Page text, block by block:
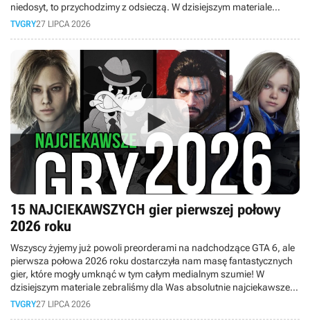
niedosyt, to przychodzimy z odsieczą. W dzisiejszym materiale
przygotowaliśmy dla Was zestawienie gier, które idealnie sprawdzą
TVGRY27 LIPCA 2026
15 NAJCIEKAWSZYCH gier pierwszej połowy
2026 roku
Wszyscy żyjemy już powoli preorderami na nadchodzące GTA 6, ale
pierwsza połowa 2026 roku dostarczyła nam masę fantastycznych
gier, które mogły umknąć w tym całym medialnym szumie! W
dzisiejszym materiale zebraliśmy dla Was absolutnie najciekawsze
premiery minionych miesięcy.
TVGRY27 LIPCA 2026